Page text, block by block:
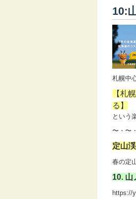
10:
札幌中
【札
る】
という
〜・〜
定山
春の定
10. 山
https://